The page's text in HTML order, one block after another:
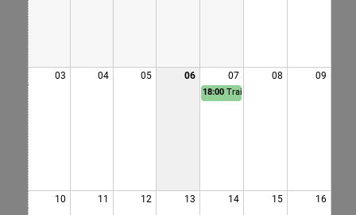
03 04 05 06 07 08 09
10 11 12 13 14 15 16
18:00 Training